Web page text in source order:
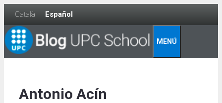
Skip
content
Català Español
MENÚ
Antonio Acín